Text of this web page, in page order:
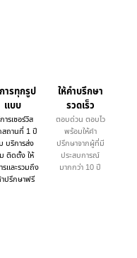
ารทุกรูป
แบบ
ารเซอร์วิส
ถานที่ 1 ปี
บริการส่ง
ติดตั้ง ให้
รและรวมถึง
ำปรึกษาฟรี
ให้คำบรึกษา
รวดเร็ว
ตอบด่วน ตอบไว
พร้อมให้คำ
ปรึกษาจากผู้ที่มี
ประสบการณ์
มากกว่า 10 ปี